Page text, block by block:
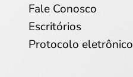
Fale Conosco
Escritórios
Protocolo eletrônico